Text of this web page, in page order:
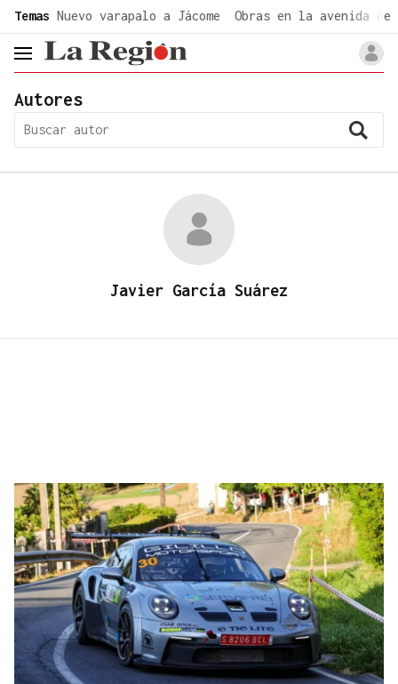
Temas Nuevo varapalo a Jácome Obras en la avenida de
header.menu.open
Autores
Javier García Suárez